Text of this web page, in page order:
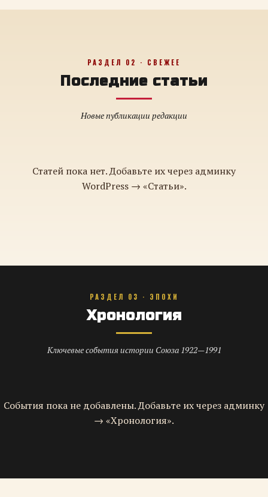
РАЗДЕЛ 02 · СВЕЖЕЕ
Последние статьи
Новые публикации редакции
Статей пока нет. Добавьте их через админку
WordPress → «Статьи».
РАЗДЕЛ 03 · ЭПОХИ
Хронология
Ключевые события истории Союза 1922—1991
События пока не добавлены. Добавьте их через админку
→ «Хронология».